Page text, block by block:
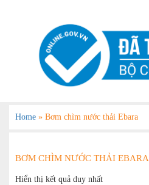
Home » Bơm chìm nước thải Ebara
BƠM CHÌM NƯỚC THẢI EBARA
Hiển thị kết quả duy nhất